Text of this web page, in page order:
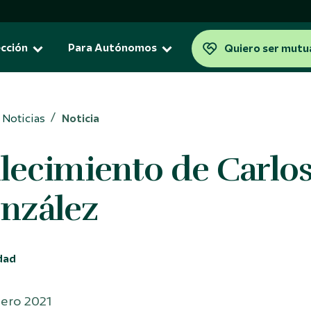
Para Autónomos Quiero ser
fiscales
5
Vitalicia
Plan de Previsión Asegurado
para la jubilación
Noticias Noticia
de
2021